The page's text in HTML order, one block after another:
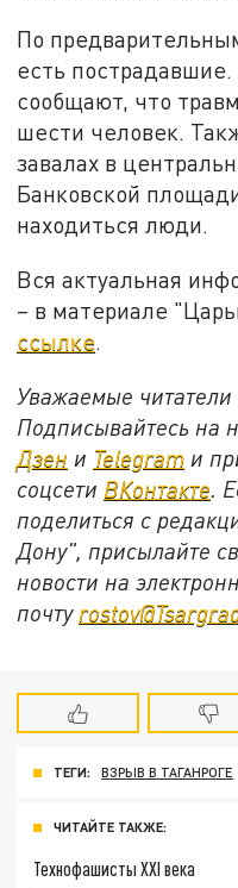
По
есть
сообщают, что
шести человек.
завалах в
Банковской
находиться люди.
Вся актуальная
– в материале
ссылке.
Уважаемые
Подписывайтесь на
Дзен и Telegram и
соцсети ВКонтакте.
поделиться с
Дону", присылайте
новости на
почту
ТЕГИ: ВЗРЫВ В ТАГАНРОГЕ
ЧИТАЙТЕ ТАКЖЕ:
Технофашисты XXI века